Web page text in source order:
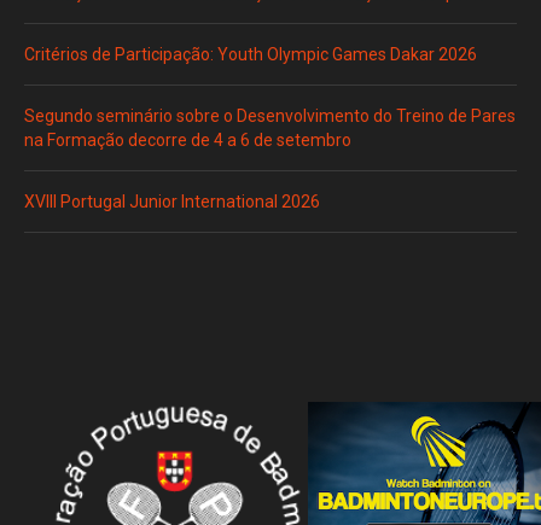
Critérios de Participação: Youth Olympic Games Dakar 2026
Segundo seminário sobre o Desenvolvimento do Treino de Pares
na Formação decorre de 4 a 6 de setembro
XVIII Portugal Junior International 2026